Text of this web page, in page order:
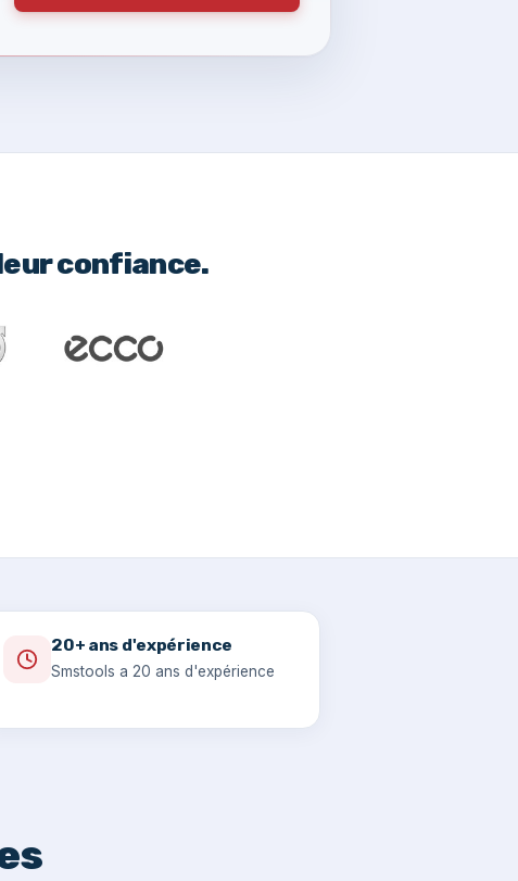
confiance.
20+ ans d'expérience
Smstools a 20 ans d'expérience